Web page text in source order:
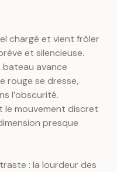
chargé et vient frôler
et silencieuse.
avance
rouge se dresse,
l’obscurité.
le mouvement discret
presque
: la lourdeur des